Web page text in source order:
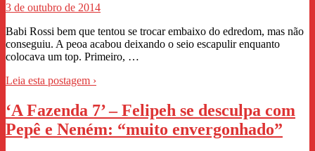
3 de outubro de 2014
Babi Rossi bem que tentou se trocar embaixo do edredom, mas não
conseguiu. A peoa acabou deixando o seio escapulir enquanto
colocava um top. Primeiro, …
Leia esta postagem ›
‘A Fazenda 7’ – Felipeh se desculpa com
Pepê e Neném: “muito envergonhado”